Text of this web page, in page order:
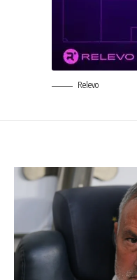
Relevo